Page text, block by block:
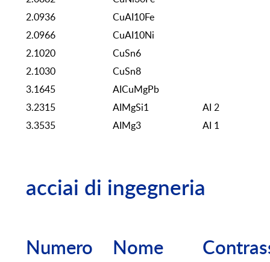
2.0936
CuAI10Fe
2.0966
CuAI10Ni
2.1020
CuSn6
2.1030
CuSn8
3.1645
AICuMgPb
3.2315
AIMgSi1
AI 2
3.3535
AIMg3 AI 1
acciai di ingegneria
Numero
Nome